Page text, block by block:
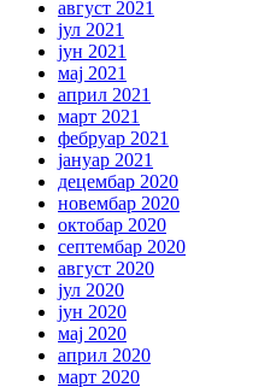
август 2021
јул 2021
јун 2021
мај 2021
април 2021
март 2021
фебруар 2021
јануар 2021
децембар 2020
новембар 2020
октобар 2020
септембар 2020
август 2020
јул 2020
јун 2020
мај 2020
април 2020
март 2020